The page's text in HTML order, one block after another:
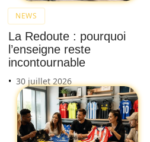
NEWS
La Redoute : pourquoi
l’enseigne reste
incontournable
30 juillet 2026
Tendan
actuell